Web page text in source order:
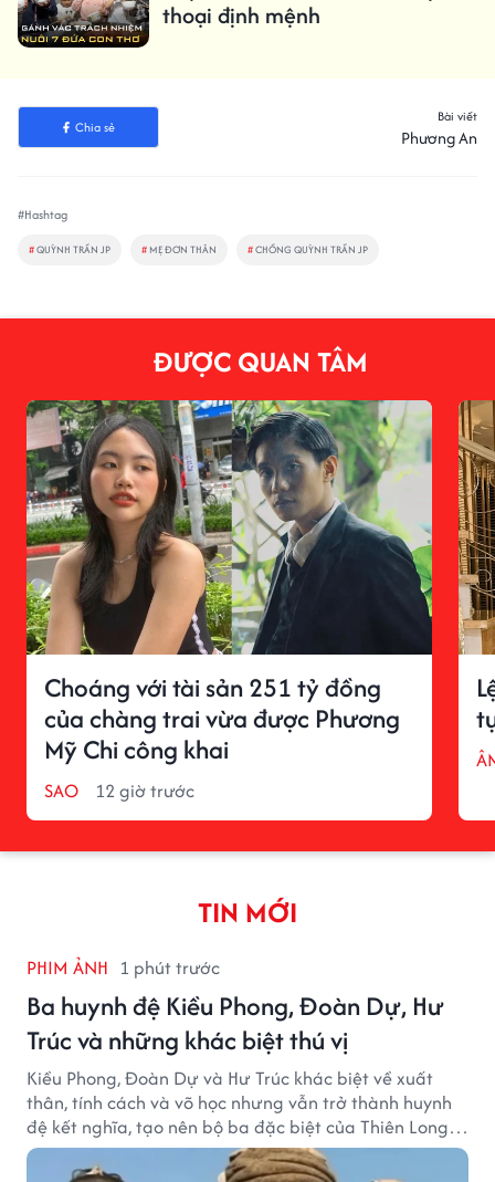
thoại định mệnh
Chia sẻ
Bài viết
Phương An
#Hashtag
#QUỲNH TRẦN JP # MẸ ĐƠN THÂN #CHỒNG QUỲNH TRẦN JP
ĐƯỢC QUAN TÂM
Choáng với tài sản 251 tỷ đồng
của chàng trai vừa được Phương
Mỹ Chi công khai
SAO 12 giờ trước
TIN MỚI
PHIM ẢNH 1 phút trước
Ba huynh đệ Kiều Phong, Đoàn Dự, Hư
Trúc và những khác biệt thú vị
Kiều Phong, Đoàn Dự và Hư Trúc khác biệt về xuất
thân, tính cách và võ học nhưng vẫn trở thành huynh
đệ kết nghĩa, tạo nên bộ ba đặc biệt của Thiên Long
Bát Bộ.